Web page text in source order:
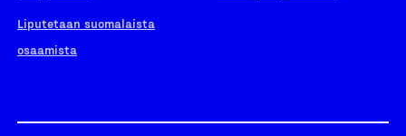
Liputetaan suomalaista
osaamista